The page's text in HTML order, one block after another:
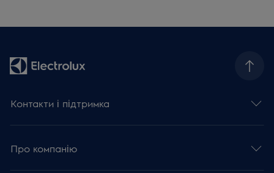
Контакти і підтримка
Про компанію